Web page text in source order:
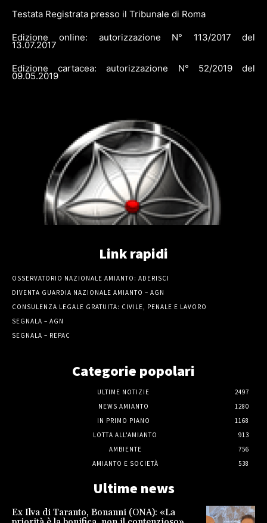
Testata Registrata presso il Tribunale di Roma
Edizione online: autorizzazione N° 113/2017 del
13.07.2017
Edizione cartacea: autorizzazione N° 52/2019 del
09.05.2019
Link rapidi
OSSERVATORIO NAZIONALE AMIANTO: ADERISCI
DIVENTA GUARDIA NAZIONALE AMIANTO – AGN
CONSULENZA LEGALE GRATUITA: CIVILE, PENALE E LAVORO
SEGNALA – AGN
SEGNALA – REPAC
Categorie popolari
ULTIME NOTIZIE
2497
NEWS AMIANTO
1280
IN PRIMO PIANO
1168
LOTTA ALL'AMIANTO
913
AMBIENTE
756
AMIANTO E SOCIETÀ
538
Ultime news
Ex Ilva di Taranto, Bonanni (ONA): «La